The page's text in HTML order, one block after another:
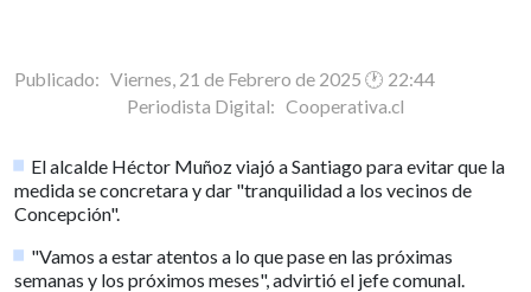
Publicado: Viernes, 21 de Febrero de 2025 🕐 22:44
Periodista Digital: Cooperativa.cl
El alcalde Héctor Muñoz viajó a Santiago para evitar que la
medida se concretara y dar "tranquilidad a los vecinos de
Concepción".
"Vamos a estar atentos a lo que pase en las próximas
semanas y los próximos meses", advirtió el jefe comunal.